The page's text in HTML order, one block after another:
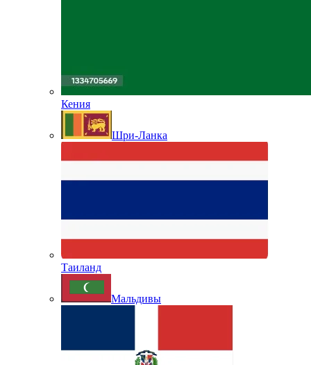
Кения
Шри-Ланка
Таиланд
Мальдивы